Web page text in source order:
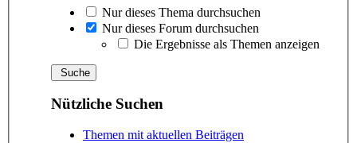
Nur dieses Thema durchsuchen
Nur dieses Forum durchsuchen
Die Ergebnisse als Themen anzeigen
Nützliche Suchen
Themen mit aktuellen Beiträgen